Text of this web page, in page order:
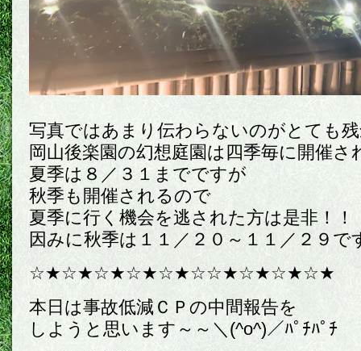
写真ではあまり伝わらないのがとても
岡山後楽園の幻想庭園は四季毎に開催さ
夏季は８／３１までですが
秋季も開催されるので
夏季に行く機会を逃された方は是非！！
因みに秋季は１１／２０～１１／２９で
☆★☆★☆★☆★☆★☆☆★☆★☆★☆★
本日は事故低減ＣＰの中間報告を
しようと思います～～＼(^o^)／ﾊﾟﾁﾊﾟﾁ